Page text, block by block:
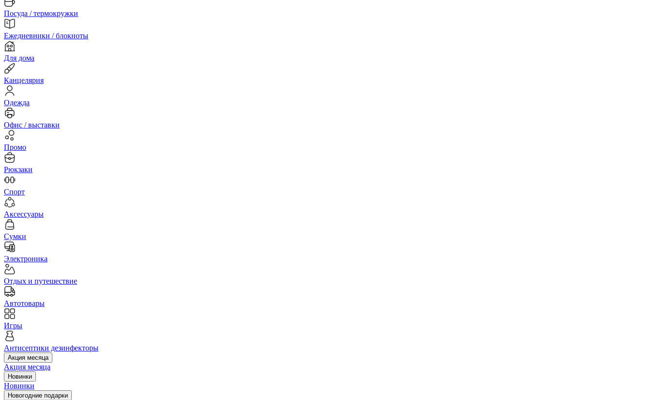
Посуда / термокружки
Ежедневники / блокноты
Для дома
Канцелярия
Одежда
Офис / выставки
Промо
Рюкзаки
Спорт
Аксессуары
Сумки
Электроника
Отдых и путешествие
Автотовары
Игры
Антисептики дезинфекторы
Акция месяца
Акция месяца
Новинки
Новинки
Новогодние подарки